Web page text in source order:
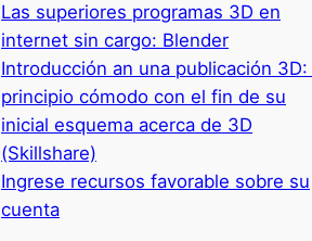
Las superiores programas 3D en
internet sin cargo: Blender
Introducción an una publicación 3D:
principio cómodo con el fin de su
inicial esquema acerca de 3D
(Skillshare)
Ingrese recursos favorable sobre su
cuenta